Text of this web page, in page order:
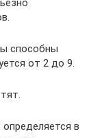
способны
от 2 до 9.
в